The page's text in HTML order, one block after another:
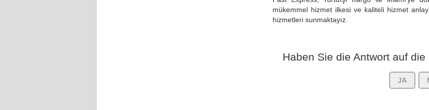
mükemmel hizmet ilkesi ve kaliteli hizmet
hizmetleri sunmaktayız.
Haben Sie die Antwort auf
JA